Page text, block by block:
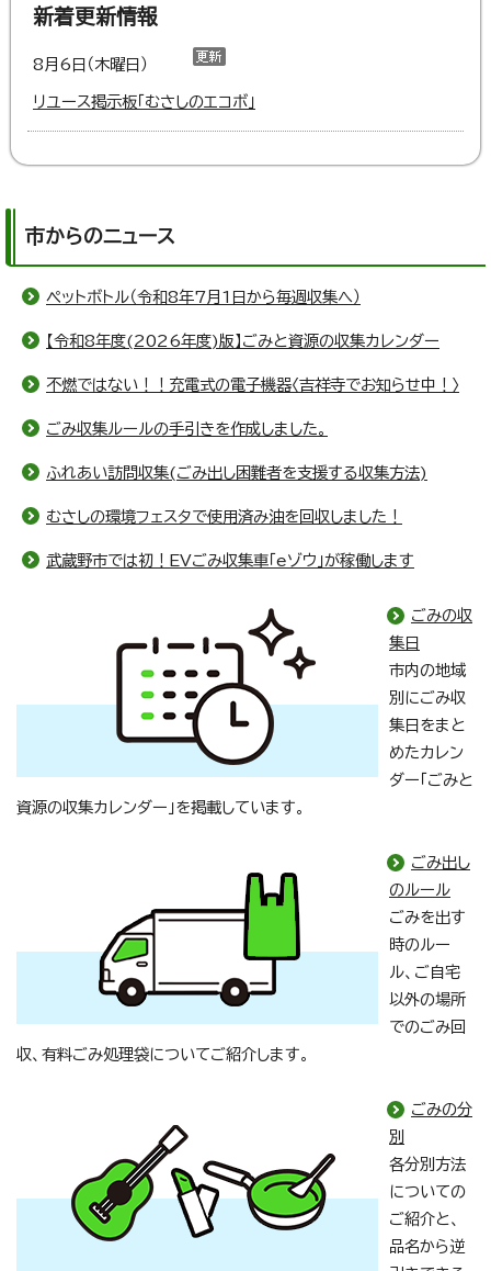
新着更新情報
8月6日（木曜日）
リユース掲示板「むさしのエコボ」
市からのニュース
ペットボトル（令和8年7月1日から毎週収集へ）
【令和8年度(2026年度)版】ごみと資源の収集カレンダー
不燃ではない！！充電式の電子機器〈吉祥寺でお知らせ中！〉
ごみ収集ルールの手引きを作成しました。
ふれあい訪問収集(ごみ出し困難者を支援する収集方法)
むさしの環境フェスタで使用済み油を回収しました！
武蔵野市では初！EVごみ収集車「eゾウ」が稼働します
ごみの収
集日
市内の地域
別にごみ収
集日をまと
めたカレン
ダー「ごみと
資源の収集カレンダー」を掲載しています。
ごみ出し
のルール
ごみを出す
時のルー
ル、ご自宅
以外の場所
でのごみ回
収、有料ごみ処理袋についてご紹介します。
ごみの分
別
各分別方法
についての
ご紹介と、
品名から逆